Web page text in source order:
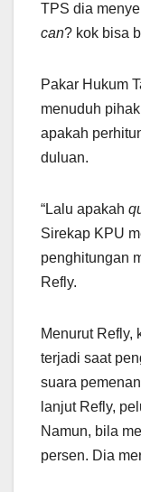
TPS dia
can? kok bisa
Pakar Hukum
menuduh
apakah
duluan.
“Lalu apakah
Sirekap KPU
penghitungan
Refly.
Menurut Refly,
terjadi saat
suara
lanjut Refly,
Namun, bila
persen. Dia